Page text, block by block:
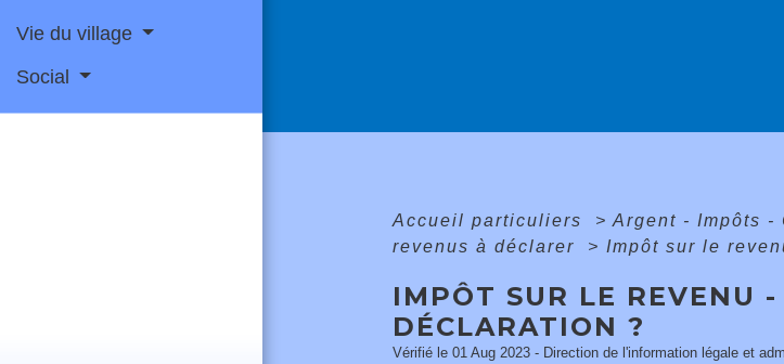
Vie du village
Social
Accueil particuliers > Argent - Impôts -
revenus à déclarer
> Impôt sur le
IMPÔT SUR LE REVENU
DÉCLARATION ?
Vérifié le 01 Aug 2023 - Direction de l'information légale et